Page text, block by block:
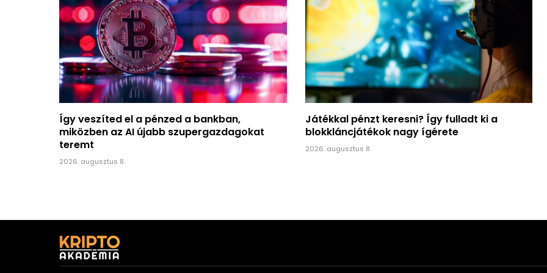
Így veszíted el a pénzed a bankban,
miközben az AI újabb szupergazdagokat
teremt
2026. augusztus 8.
Játékkal pénzt keresni? Így fulladt ki a
blokkláncjátékok nagy ígérete
2026. augusztus 8.